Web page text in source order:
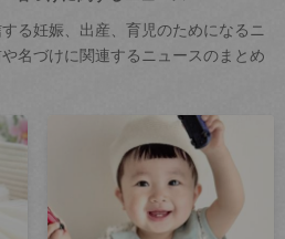
る妊娠、出産、育児のためになるニ
名づけに関連するニュースのまとめ